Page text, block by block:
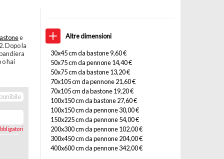
e
Dopo la
o hai
Altre dimensioni
30x45 cm da bastone 9,60 €
50x75 cm da pennone 14,40 €
50x75 cm da bastone 13,20 €
70x105 cm da pennone 21,60 €
70x105 cm da bastone 19,20 €
100x150 cm da bastone 27,60 €
100x150 cm da pennone 30,00 €
150x225 cm da pennone 54,00 €
200x300 cm da pennone 102,00 €
300x450 cm da pennone 204,00 €
400x600 cm da pennone 342,00 €